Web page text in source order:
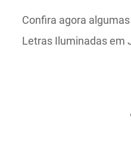
Confira agora
Letras Iluminadas em